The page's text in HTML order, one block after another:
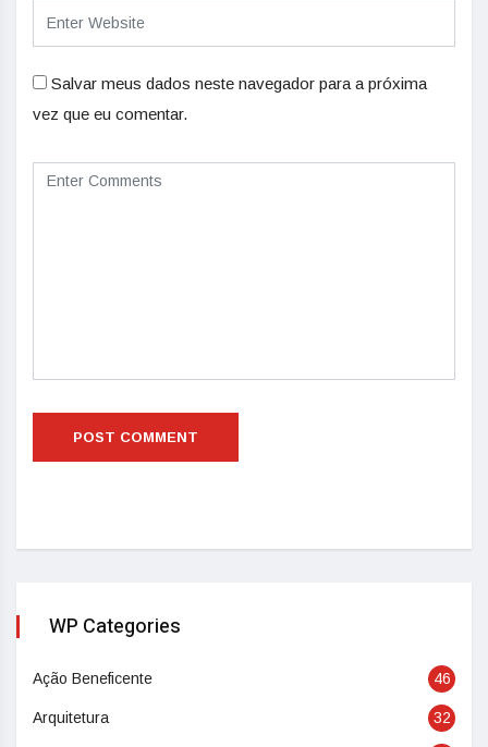
Salvar meus dados neste navegador para a próxima
vez que eu comentar.
WP Categories
Ação Beneficente 46
Arquitetura 32